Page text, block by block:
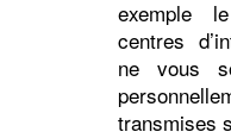
exemple
centres
ne vous
transmises